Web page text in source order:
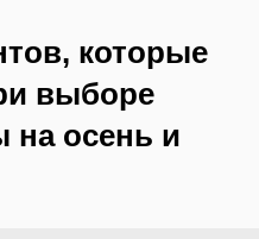
которые
выборе
на осень и